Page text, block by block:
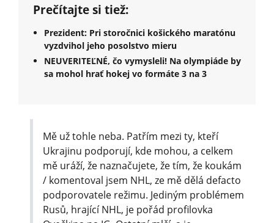
Prečítajte si tiež:
Prezident: Pri storočnici košického maratónu
vyzdvihol jeho posolstvo mieru
NEUVERITEĽNÉ, čo vymysleli! Na olympiáde by
sa mohol hrať hokej vo formáte 3 na 3
Mě už tohle neba. Patřím mezi ty, kteří
Ukrajinu podporují, kde mohou, a celkem
mě uráží, že naznačujete, že tím, že koukám
/ komentoval jsem NHL, ze mě dělá defacto
podporovatele režimu. Jediným problémem
Rusů, hrající NHL, je pořád profilovka